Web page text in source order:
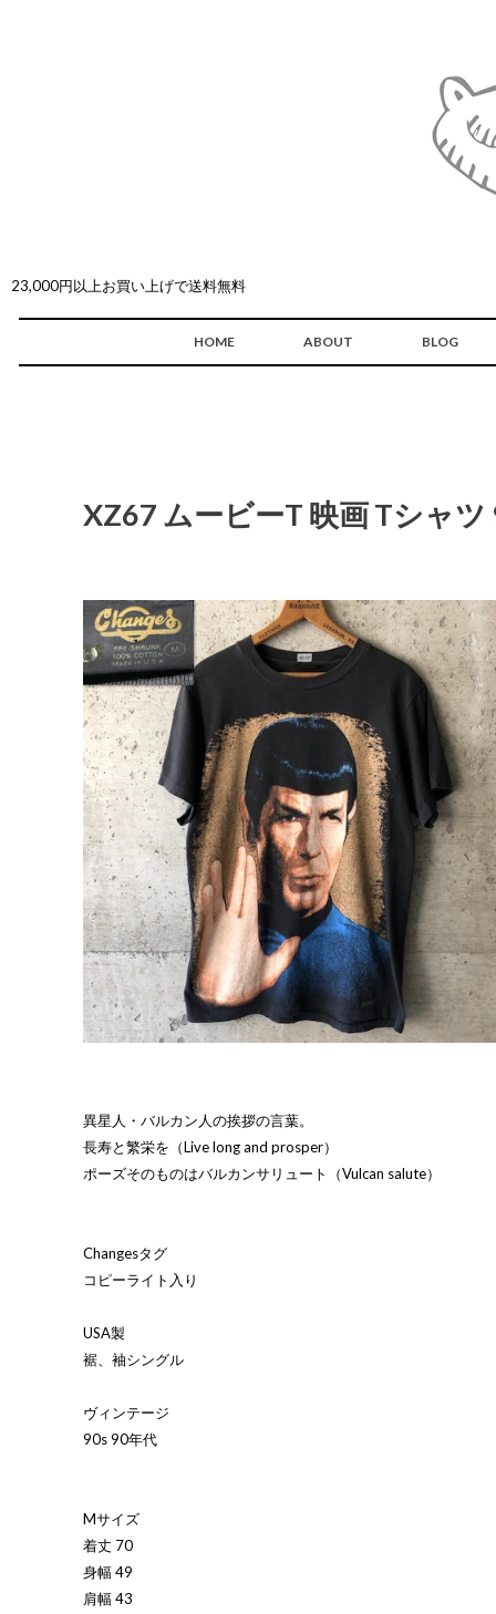
23,000円以上お買い上げで送料無料
HOME ABOUT BLOG
XZ67 ムービーT 映画 Tシャ
異星人・バルカン人の挨拶の言葉。
長寿と繁栄を（Live long and prosper）
ポーズそのものはバルカンサリュート（Vulcan salute）
Changesタグ
コピーライト入り
USA製
裾、袖シングル
ヴィンテージ
90s 90年代
Mサイズ
着丈 70
身幅 49
肩幅 43